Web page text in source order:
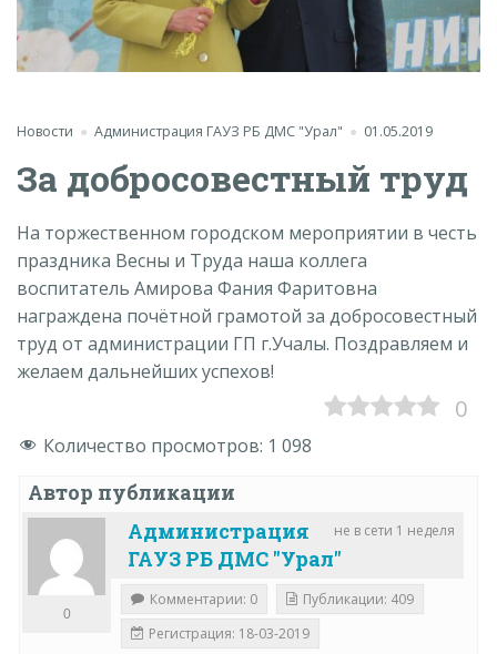
Новости Администрация ГАУЗ РБ ДМС "Урал" 01.05.2019
За добросовестный труд
На торжественном городском мероприятии в честь
праздника Весны и Труда наша коллега
воспитатель Амирова Фания Фаритовна
награждена почётной грамотой за добросовестный
труд от администрации ГП г.Учалы. Поздравляем и
желаем дальнейших успехов!
0
Количество просмотров: 1 098
Автор публикации
не в сети 1 неделя
Администрация
ГАУЗ РБ ДМС "Урал"
0
Комментарии: 0
Публикации: 409
Регистрация: 18-03-2019